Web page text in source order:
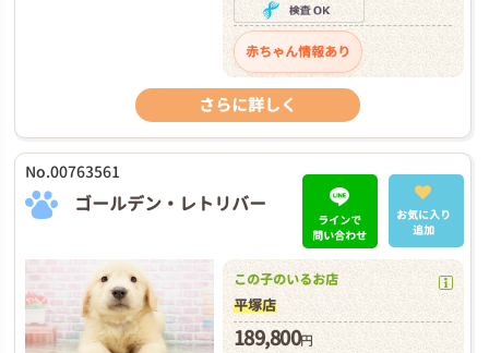
赤ちゃん情報あり
さらに詳しく
No.00763561
ゴールデン・レトリバー
ラインで
問い合わせ
お気に入り
追加
この子のいるお店
平塚店
189,800円